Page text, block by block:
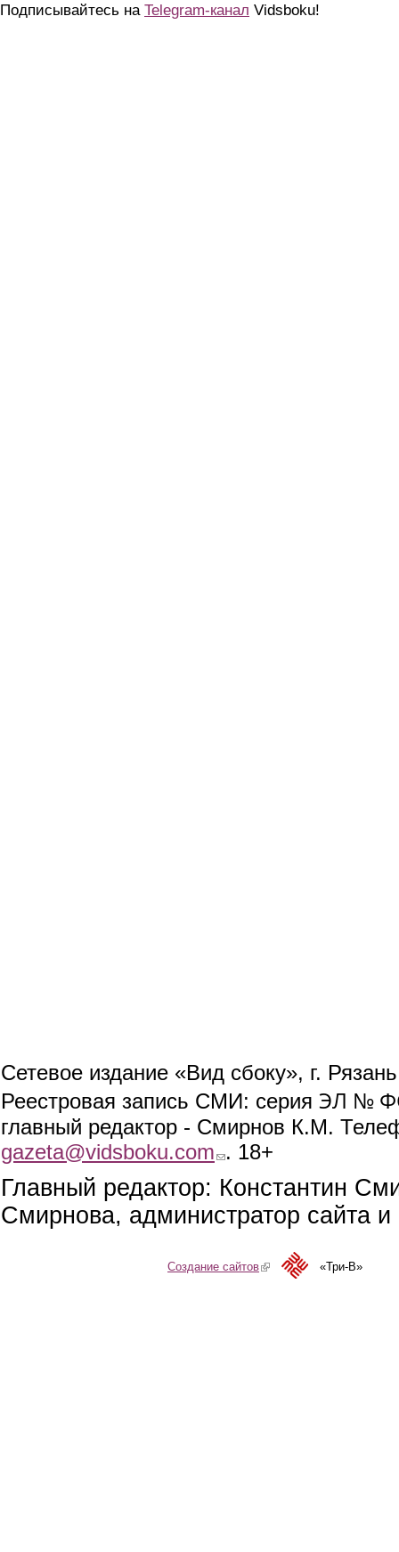
Подписывайтесь на Telegram-канал Vidsboku!
Сетевое издание «Вид сбоку», г.
Реестровая запись СМИ: серия ЭЛ №
главный редактор - Смирнов К.М.
gazeta@vidsboku.com (link sends e-mail)
. 18+
Главный редактор: Константин
Смирнова, администратор сайта
Создание сайтов(link is external)«Три-В»